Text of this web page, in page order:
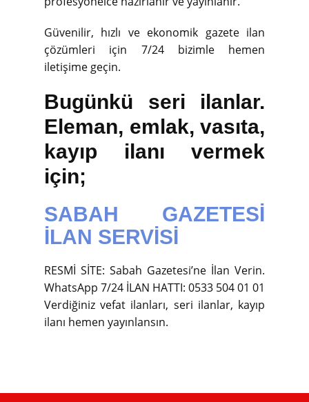
Güvenilir, hızlı ve ekonomik gazete ilan
çözümleri için 7/24 bizimle hemen
iletişime geçin.
Bugünkü seri ilanlar.
Eleman, emlak, vasıta,
kayıp ilanı vermek
için;
SABAH GAZETESİ
İLAN SERVİSİ
RESMİ SİTE: Sabah Gazetesi’ne İlan Verin.
WhatsApp 7/24 İLAN HATTI: 0533 504 01 01
Verdiğiniz vefat ilanları, seri ilanlar, kayıp
ilanı hemen yayınlansın.